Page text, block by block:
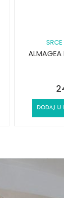
SRCE
DODAJ U